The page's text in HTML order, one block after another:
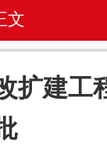
文
扩建工